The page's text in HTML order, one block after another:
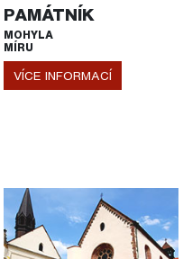
PAMÁTNÍK
MOHYLA
MÍRU
VÍCE INFORMACÍ